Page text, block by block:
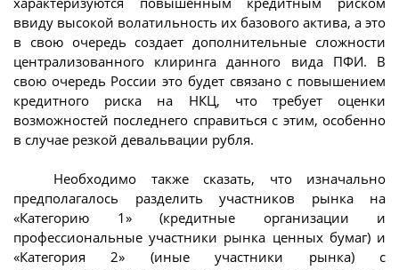
ввиду высокой волатильность их базового актива, а это
в свою очередь создает дополнительные сложности
централизованного клиринга данного вида ПФИ. В
свою очередь России это будет связано с повышением
кредитного риска на НКЦ, что требует оценки
возможностей последнего справиться с этим, особенно
в случае резкой девальвации рубля.
Необходимо также сказать, что изначально
предполагалось разделить участников рынка на
«Категорию 1» (кредитные организации и
профессиональные участники рынка ценных бумаг) и
«Категория 2» (иные участники рынка) с